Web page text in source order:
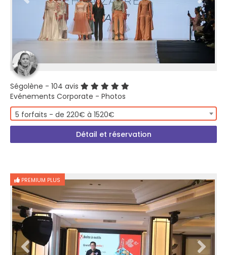
Ségolène - 104 avis
Evénements Corporate - Photos
5 forfaits - de 220€ à 1520€
Détail et réservation
PREMIUM PLUS